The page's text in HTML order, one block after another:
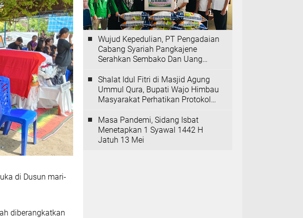
di Dusun mari-
diberangkatkan
Wujud Kepedulian, PT Pengadaian
Cabang Syariah Pangkajene
Serahkan Sembako Dan Uang
Rappang
Shalat Idul Fitri di Masjid Agung
Ummul Qura, Bupati Wajo Himbau
Masyarakat Perhatikan Protokol
Masa Pandemi, Sidang Isbat
Menetapkan 1 Syawal 1442 H
Jatuh 13 Mei